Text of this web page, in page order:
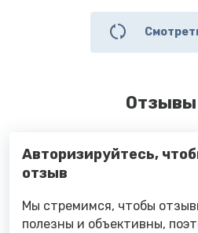
Отзывы
Авторизируйтесь,
отзыв
Мы стремимся, чтобы
полезны и объективны,